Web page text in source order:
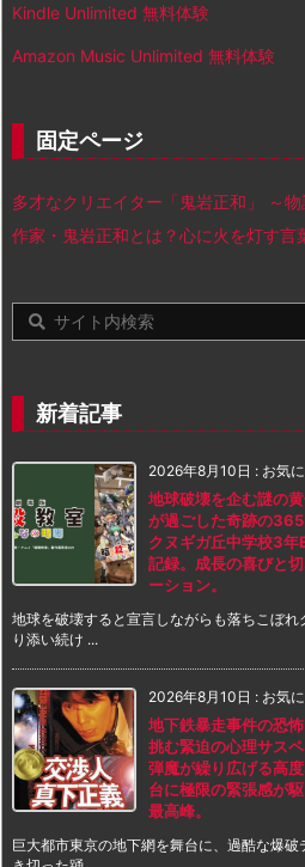
Kindle Unlimited 無料体験
Amazon Music Unlimited 無料体験
固定ページ
多才なクリエイター「鬼岩正和」 ～
作家・鬼岩正和とは？心に火を灯す言
新着記事
2026年8月10日 : お気
地球破壊を企む謎の
が過ごした奇跡の
クヌギガ丘中学校3年
記録。成長の喜びと
ーション。
地球を破壊すると宣言しながらも落ちこぼ
り添い続け ...
2026年8月10日 : お気
地下鉄暴走事件の恐
挑む緊迫の心理サス
弾魔が繰り広げる高
台に極限の緊張感が
最高峰。
巨大都市東京の地下網を舞台に、過酷な爆